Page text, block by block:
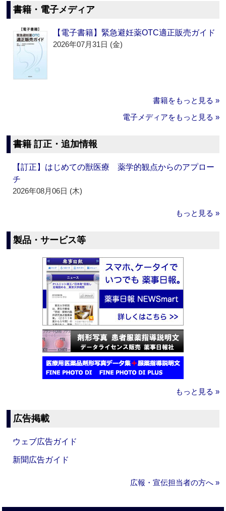
書籍・電子メディア
【電子書籍】緊急避妊薬OTC適正販売ガイド
2026年07月31日 (金)
書籍をもっと見る »
電子メディアをもっと見る »
書籍 訂正・追加情報
【訂正】はじめての獣医療 薬学的観点からのアプロー
チ
2026年08月06日 (木)
もっと見る »
製品・サービス等
もっと見る »
広告掲載
ウェブ広告ガイド
新聞広告ガイド
広報・宣伝担当者の方へ »